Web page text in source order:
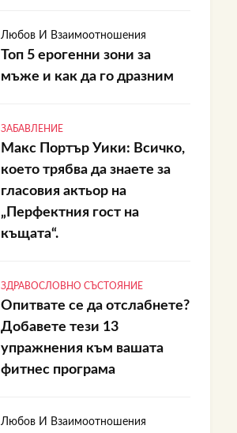
Любов И Взаимоотношения
Топ 5 ерогенни зони за
мъже и как да го дразним
ЗАБАВЛЕНИЕ
Макс Портър Уики: Всичко,
което трябва да знаете за
гласовия актьор на
„Перфектния гост на
къщата“.
ЗДРАВОСЛОВНО СЪСТОЯНИЕ
Опитвате се да отслабнете?
Добавете тези 13
упражнения към вашата
фитнес програма
Любов И Взаимоотношения